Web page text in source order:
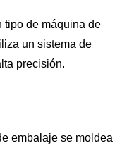
tipo de máquina de
un sistema de
precisión.
embalaje se moldea